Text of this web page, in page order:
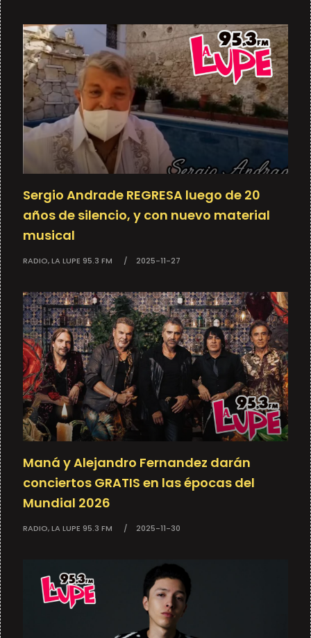
Sergio Andrade REGRESA luego de 20
años de silencio, y con nuevo material
musical
RADIO, LA LUPE 95.3 FM 2025-11-27
Maná y Alejandro Fernandez darán
conciertos GRATIS en las épocas del
Mundial 2026
RADIO, LA LUPE 95.3 FM 2025-11-30